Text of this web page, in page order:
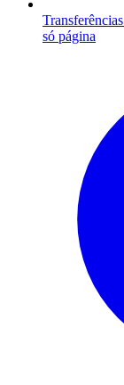
Transferências
só página